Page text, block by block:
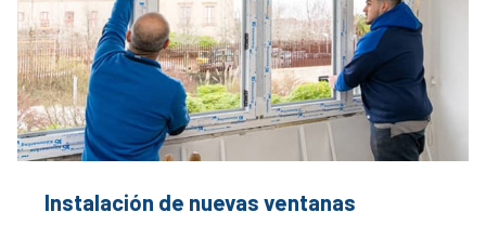
Instalación de nuevas ventanas